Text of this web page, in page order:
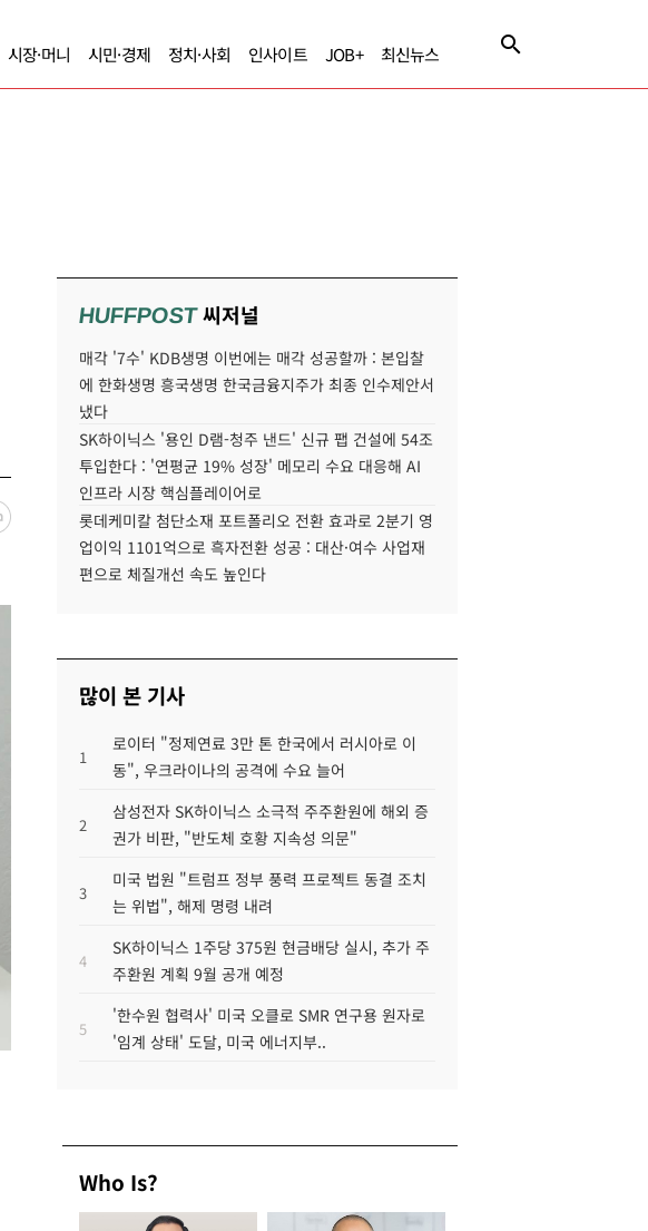
시장·머니 시민·경제 정치·사회 인사이트 JOB+ 최신뉴스
HUFFPOST씨저널
매각 '7수' KDB생명 이번에는 매각 성공할까 : 본입찰
에 한화생명 흥국생명 한국금융지주가 최종 인수제안서
냈다
SK하이닉스 '용인 D램-청주 낸드' 신규 팹 건설에 54조
투입한다 : '연평균 19% 성장' 메모리 수요 대응해 AI
인프라 시장 핵심플레이어로
롯데케미칼 첨단소재 포트폴리오 전환 효과로 2분기 영
업이익 1101억으로 흑자전환 성공 : 대산·여수 사업재
편으로 체질개선 속도 높인다
많이 본 기사
1
로이터 "정제연료 3만 톤 한국에서 러시아로 이
동", 우크라이나의 공격에 수요 늘어
2
삼성전자 SK하이닉스 소극적 주주환원에 해외 증
권가 비판, "반도체 호황 지속성 의문"
3
미국 법원 "트럼프 정부 풍력 프로젝트 동결 조치
는 위법", 해제 명령 내려
4
SK하이닉스 1주당 375원 현금배당 실시, 추가 주
주환원 계획 9월 공개 예정
5
'한수원 협력사' 미국 오클로 SMR 연구용 원자로
'임계 상태' 도달, 미국 에너지부..
Who Is?